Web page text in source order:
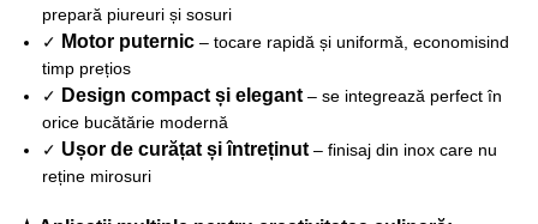
prepară piureuri și sosuri
✓ Motor puternic – tocare rapidă și uniformă, economisind
timp prețios
✓ Design compact și elegant – se integrează perfect în
orice bucătărie modernă
✓ Ușor de curățat și întreținut – finisaj din inox care nu
reține mirosuri